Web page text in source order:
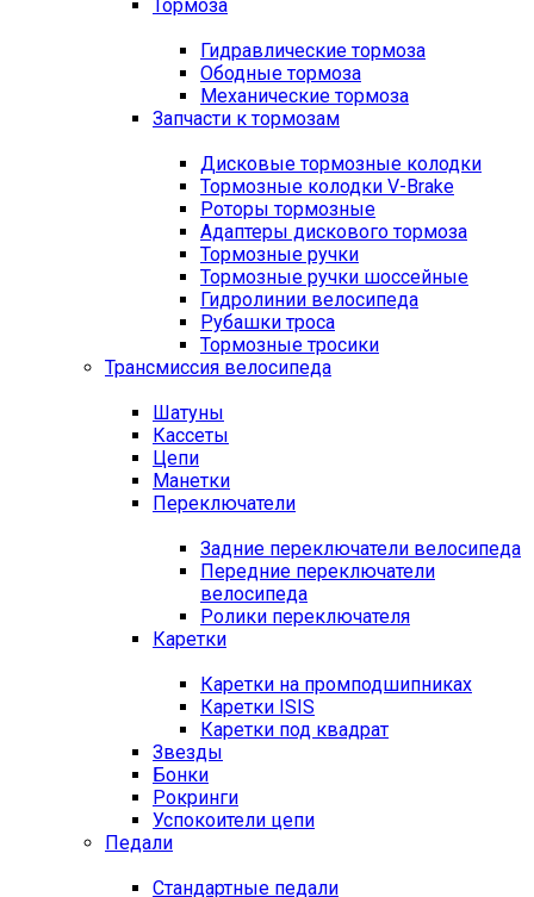
Тормоза
Гидравлические тормоза
Ободные тормоза
Механические тормоза
Запчасти к тормозам
Дисковые тормозные колодки
Тормозные колодки V-Brake
Роторы тормозные
Адаптеры дискового тормоза
Тормозные ручки
Тормозные ручки шоссейные
Гидролинии велосипеда
Рубашки троса
Тормозные тросики
Трансмиссия велосипеда
Шатуны
Кассеты
Цепи
Манетки
Переключатели
Задние переключатели велосипеда
Передние переключатели
велосипеда
Ролики переключателя
Каретки
Каретки на промподшипниках
Каретки ISIS
Каретки под квадрат
Звезды
Бонки
Рокринги
Успокоители цепи
Педали
Стандартные педали